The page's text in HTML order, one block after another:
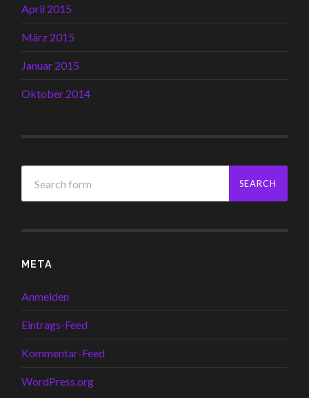
April 2015
März 2015
Januar 2015
Oktober 2014
META
Anmelden
Eintrags-Feed
Kommentar-Feed
WordPress.org